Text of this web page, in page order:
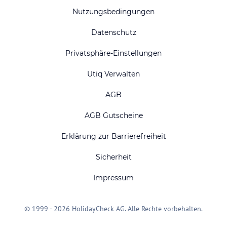
Nutzungsbedingungen
Datenschutz
Privatsphäre-Einstellungen
Utiq Verwalten
AGB
AGB Gutscheine
Erklärung zur Barrierefreiheit
Sicherheit
Impressum
© 1999 - 2026 HolidayCheck AG. Alle Rechte vorbehalten.